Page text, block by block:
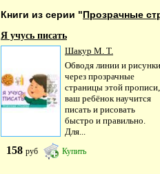
Книги из серии "Прозрачные
Я учусь писать
Шакур М. Т.
Обводя линии и рисунки
через прозрачные
страницы этой прописи,
ваш ребёнок научится
писать и рисовать
быстро и правильно.
Для...
158 руб Купить